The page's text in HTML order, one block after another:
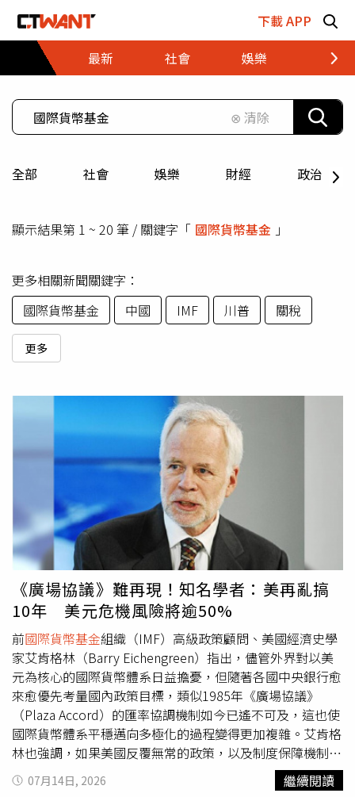
下載 APP
最新
社會 娛樂 財經
⊗ 清除
全部 社會 娛樂 財經 政治
顯示結果第 1 ~ 20 筆 / 關鍵字「 國際貨幣基金 」
更多相關新聞關鍵字：
國際貨幣基金
中國 IMF 川普 關稅
更多
《廣場協議》難再現！知名學者：美再亂搞
10年 美元危機風險將逾50%
前國際貨幣基金組織（IMF）高級政策顧問、美國經濟史學
家艾肯格林（Barry Eichengreen）指出，儘管外界對以美
元為核心的國際貨幣體系日益擔憂，但隨著各國中央銀行愈
來愈優先考量國內政策目標，類似1985年《廣場協議》
（Plaza Accord）的匯率協調機制如今已遙不可及，這也使
國際貨幣體系平穩邁向多極化的過程變得更加複雜。艾肯格
林也強調，如果美國反覆無常的政策，以及制度保障機制持
續削弱的情況再持續10年，市場對美元失去信心，並爆發突
發性危機的機率將超過50%。據《南華早報》報導，艾肯格
07月14日, 2026 繼續閱讀